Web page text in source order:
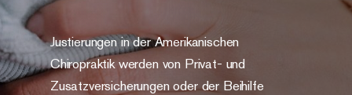
Justierungen in der Amerikanischen
Chiropraktik werden von Privat- und
Zusatzversicherungen oder der Beihilfe